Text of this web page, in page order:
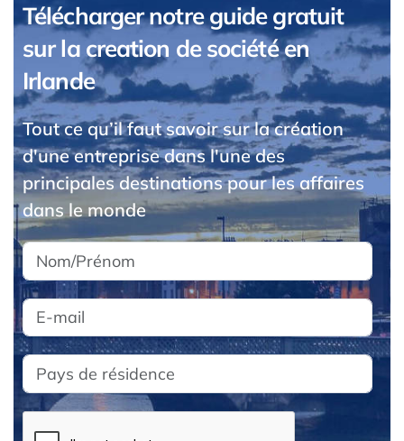
Télécharger notre guide gratuit
sur la creation de société en
Irlande
Tout ce qu’il faut savoir sur la création
d'une entreprise dans l'une des
principales destinations pour les affaires
dans le monde